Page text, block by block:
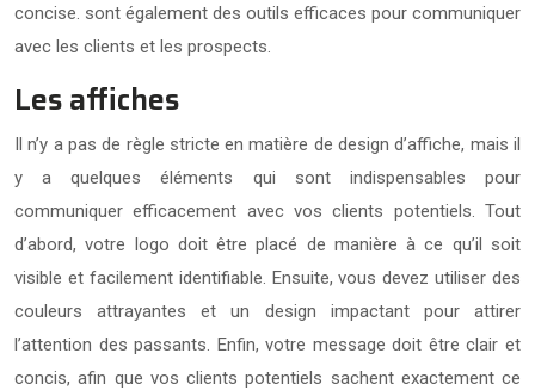
concise. sont également des outils efficaces pour communiquer
avec les clients et les prospects.
Les affiches
Il n’y a pas de règle stricte en matière de design d’affiche, mais il
y a quelques éléments qui sont indispensables pour
communiquer efficacement avec vos clients potentiels. Tout
d’abord, votre logo doit être placé de manière à ce qu’il soit
visible et facilement identifiable. Ensuite, vous devez utiliser des
couleurs attrayantes et un design impactant pour attirer
l’attention des passants. Enfin, votre message doit être clair et
concis, afin que vos clients potentiels sachent exactement ce